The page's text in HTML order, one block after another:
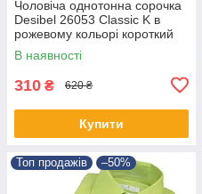
Чоловіча однотонна сорочка
Desibel 26053 Classic K в
рожевому кольорі короткий
рукав
В наявності
310 ₴ 620 ₴
Купити
Топ продажів –50%